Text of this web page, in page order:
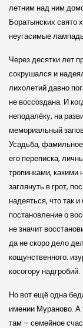
летним над ним
Боратынских свято
неугасимые
Через десятки лет
сокрушался и
лихолетий давно
не воссоздана. И
неподалёку, на
мемориальный
Усадьба,
его переписка,
тропинками, какими
заглянуть в грот,
надеяться, что так
постановление о
не значит
да не скоро дело
кощунственного:
косогору надгробий.
Но вот ещё одна
имении Мураново.
там – семейное